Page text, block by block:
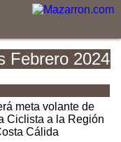
Febrero 2024
meta volante de
Ciclista a la Región
Cálida